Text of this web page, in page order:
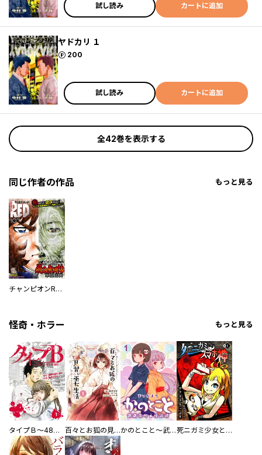
試し読み カートに追加
ヤドカリ １
200
ポイント
試し読み カートに追加
全42巻を表示する
同じ作者の作品 もっと見る
チャンピオンRED
怪奇・ホラー もっと見る
タイプＢ～48時間後、致死率100％～【単話】 百々とお狐の見習い巫女生活【単行本版】 かのとこと～武蔵花町怪話譚～ 【連載版】 死ニガミ少女とスマホ神